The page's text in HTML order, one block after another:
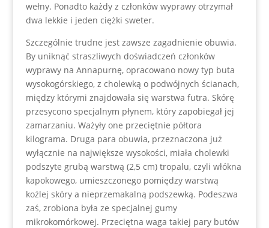
wełny. Ponadto każdy z członków wyprawy otrzymał
dwa lekkie i jeden ciężki sweter.
Szczególnie trudne jest zawsze zagadnienie obuwia.
By uniknąć straszliwych doświadczeń członków
wyprawy na Annapurnę, opracowano nowy typ buta
wysokogórskiego, z cholewką o podwójnych ścianach,
między którymi znajdowała się warstwa futra. Skórę
przesycono specjalnym płynem, który zapobiegał jej
zamarzaniu. Ważyły one przeciętnie półtora
kilograma. Druga para obuwia, przeznaczona już
wyłącznie na największe wysokości, miała cholewki
podszyte grubą warstwą (2,5 cm) tropalu, czyli włókna
kapokowego, umieszczonego pomiędzy warstwą
koźlej skóry a nieprzemakalną podszewką. Podeszwa
zaś, zrobiona była ze specjalnej gumy
mikrokomórkowej. Przeciętna waga takiej pary butów